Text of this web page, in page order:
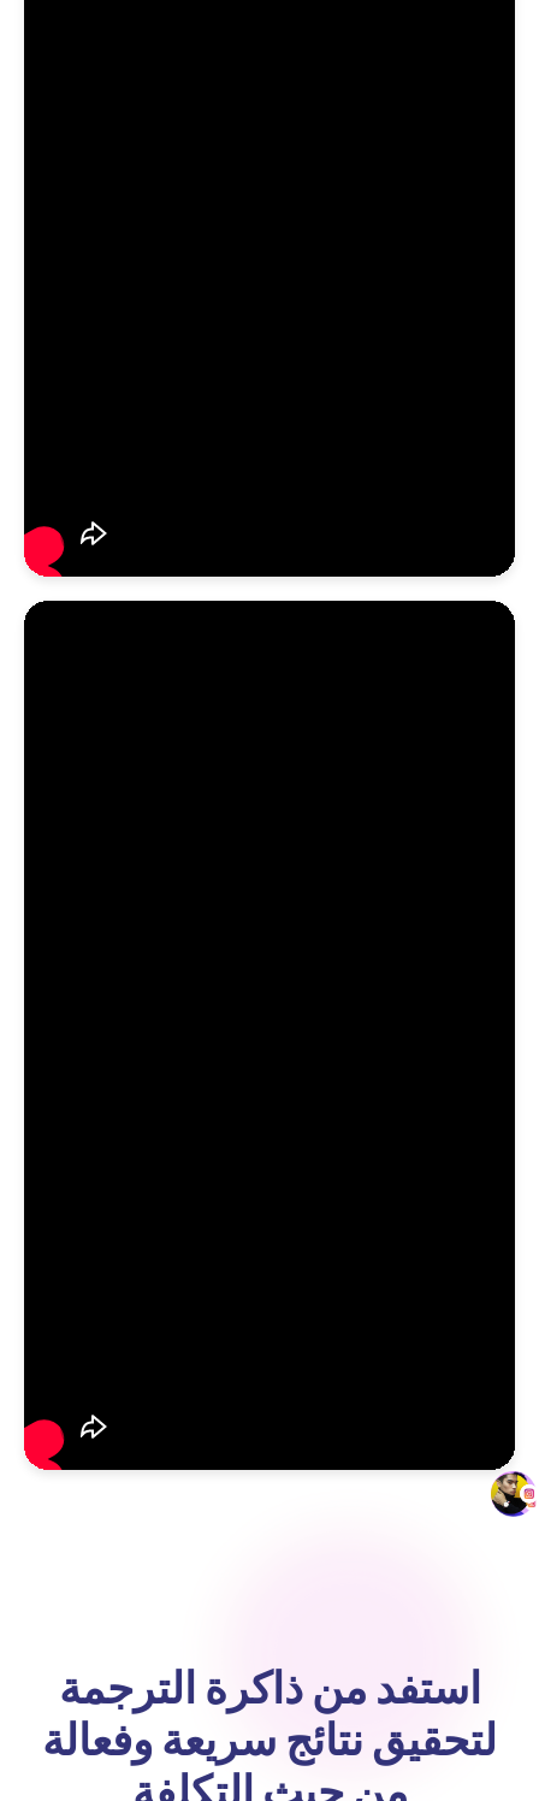
استفد من ذاكرة الترجمة
لتحقيق نتائج سريعة وفعالة